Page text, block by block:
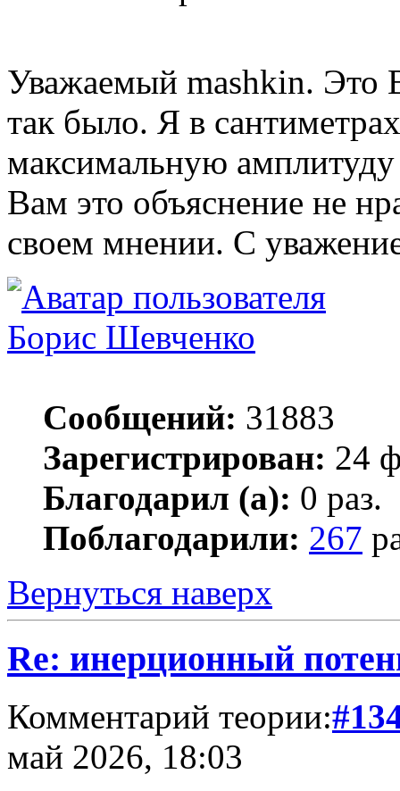
Уважаемый mashkin. Это
так было. Я в
максимальную
Вам это объяснение не
своем мнении. С
Борис Шевченко
Сообщений: 31883
Зарегистрирован: 24
Благодарил (а): 0 раз.
Поблагодарили: 267
Вернуться наверх
Re: инерционный
Комментарий теории:
май 2026, 18:03